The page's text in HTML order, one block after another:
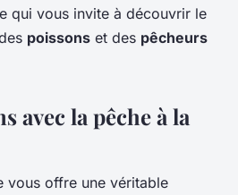
qui vous invite à découvrir le
poissons et des pêcheurs
avec la pêche à la
vous offre une véritable